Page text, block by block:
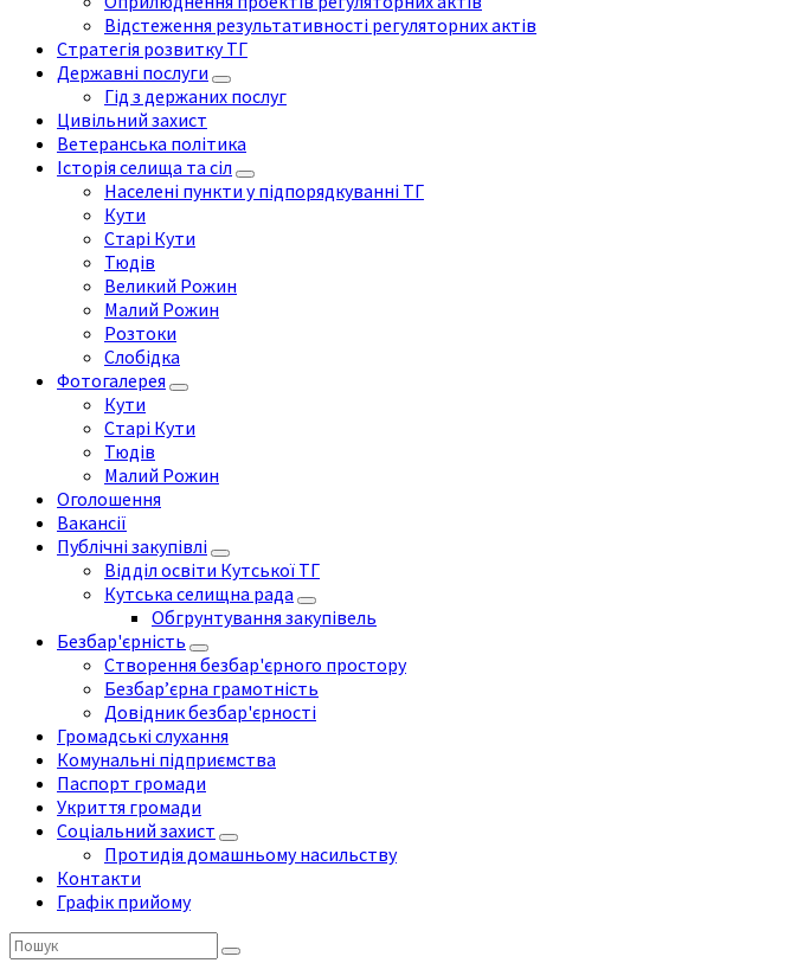
Відстеження результативності регуляторних актів
Стратегія розвитку ТГ
Державні послуги
Гід з держаних послуг
Цивільний захист
Ветеранська політика
Історія селища та сіл
Населені пункти у підпорядкуванні ТГ
Кути
Старі Кути
Тюдів
Великий Рожин
Малий Рожин
Розтоки
Слобідка
Фотогалерея
Кути
Старі Кути
Тюдів
Малий Рожин
Оголошення
Вакансії
Публічні закупівлі
Відділ освіти Кутської ТГ
Кутська селищна рада
Обгрунтування закупівель
Безбар'єрність
Створення безбар'єрного простору
Безбар’єрна грамотність
Довідник безбар'єрності
Громадські слухання
Комунальні підприємства
Паспорт громади
Укриття громади
Соціальний захист
Протидія домашньому насильству
Контакти
Графік прийому
Пошук: